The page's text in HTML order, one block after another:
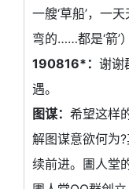
一艘‘草船’，一
弯的……都是‘箭’
190816*： 谢谢
遇。
图谋： 希望这样
解图谋意欲何为
续前进。圕人堂